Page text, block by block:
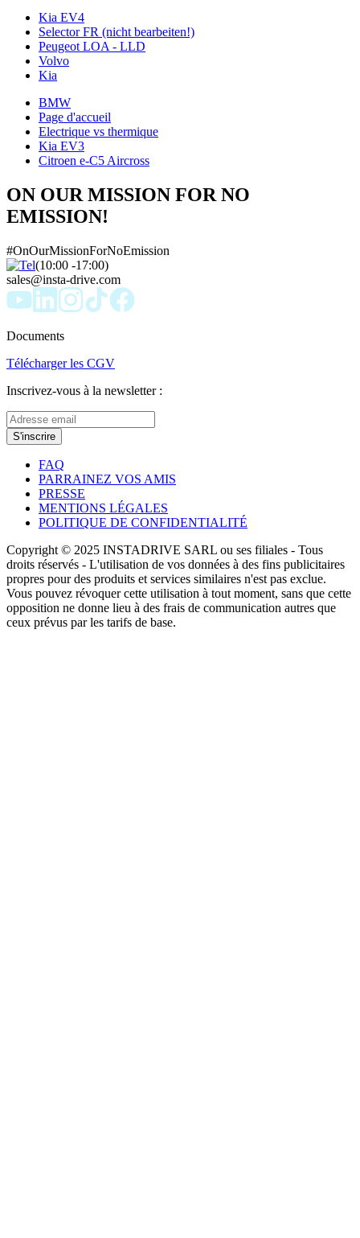
Kia EV4
Selector FR (nicht bearbeiten!)
Peugeot LOA - LLD
Volvo
Kia
BMW
Page d'accueil
Electrique vs thermique
Kia EV3
Citroen e-C5 Aircross
ON OUR MISSION FOR NO
EMISSION!
#OnOurMissionForNoEmission
(10:00 -17:00)
sales@insta-drive.com
Documents
Télécharger les CGV
Inscrivez-vous à la newsletter :
S'inscrire
FAQ
PARRAINEZ VOS AMIS
PRESSE
MENTIONS LÉGALES
POLITIQUE DE CONFIDENTIALITÉ
Copyright © 2025 INSTADRIVE SARL ou ses filiales - Tous
droits réservés - L'utilisation de vos données à des fins publicitaires
propres pour des produits et services similaires n'est pas exclue.
Vous pouvez révoquer cette utilisation à tout moment, sans que cette
opposition ne donne lieu à des frais de communication autres que
ceux prévus par les tarifs de base.